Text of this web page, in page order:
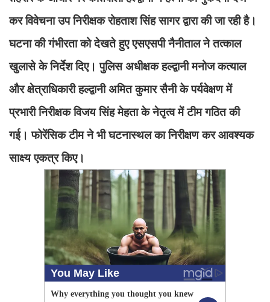
कर विवेचना उप निरीक्षक रोहताश सिंह सागर द्वारा की जा रही है।
घटना की गंभीरता को देखते हुए एसएसपी नैनीताल ने तत्काल
खुलासे के निर्देश दिए। पुलिस अधीक्षक हल्द्वानी मनोज कत्याल
और क्षेत्राधिकारी हल्द्वानी अमित कुमार सैनी के पर्यवेक्षण में
प्रभारी निरीक्षक विजय सिंह मेहता के नेतृत्व में टीम गठित की
गई। फोरेंसिक टीम ने भी घटनास्थल का निरीक्षण कर आवश्यक
साक्ष्य एकत्र किए।